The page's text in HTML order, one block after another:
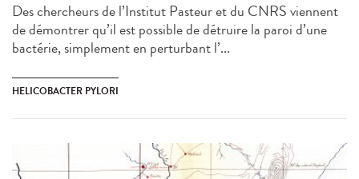
Des chercheurs de l’Institut Pasteur et du CNRS viennent
de démontrer qu’il est possible de détruire la paroi d’une
bactérie, simplement en perturbant l’...
HELICOBACTER PYLORI